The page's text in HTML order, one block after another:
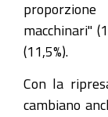
macchinari"
(11,5%).
Con la
cambiano